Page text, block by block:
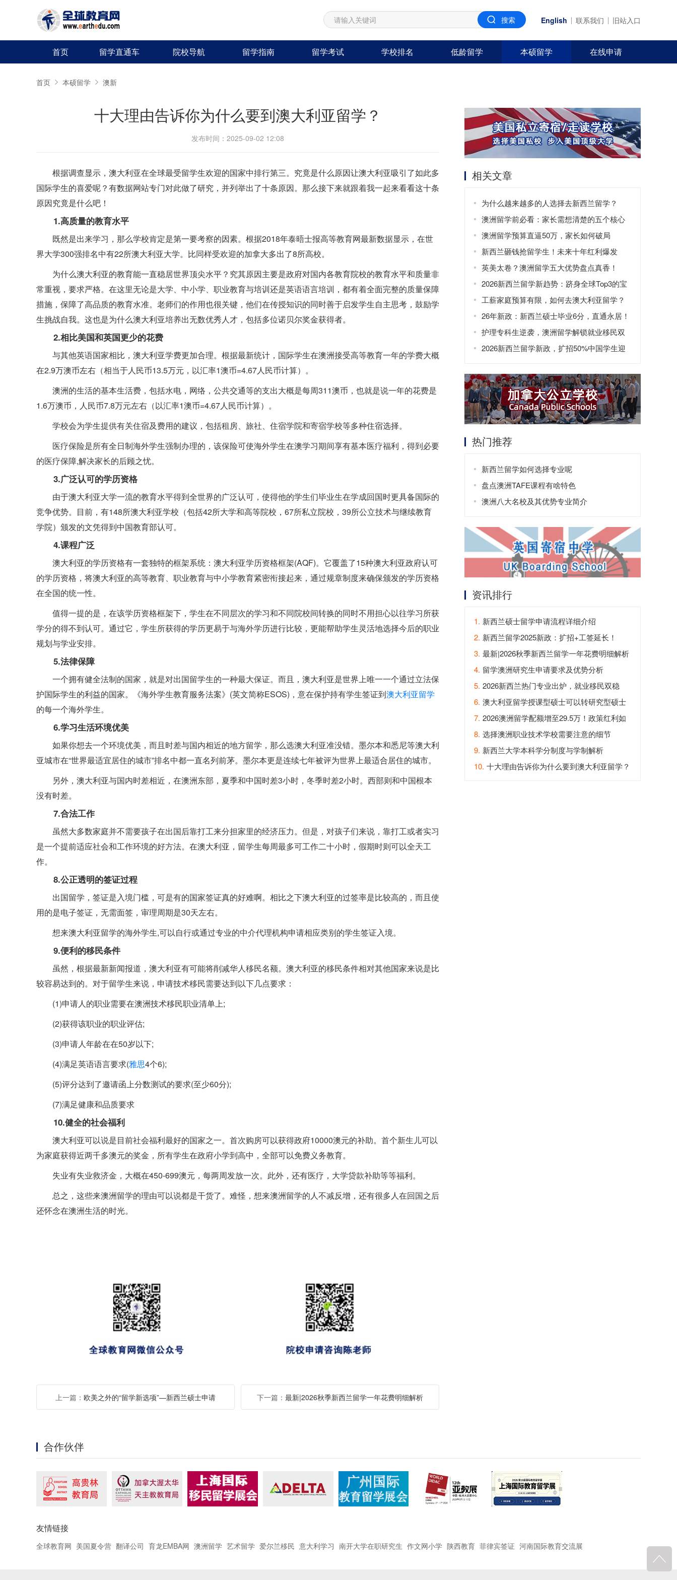
English 联系我们 旧站入口
首页 留学直通车 院校导航 留学指南 留学考试 学校排名 低龄留学 本硕留学 在线申请
首页 本硕留学 澳新
十大理由告诉你为什么要到澳大利亚留学？
发布时间：2025-09-02 12:08
根据调查显示，澳大利亚在全球最受留学生欢迎的国家中排行第三。究竟是什么原因让澳大利亚吸引了如此多
国际学生的喜爱呢？有数据网站专门对此做了研究，并列举出了十条原因。那么接下来就跟着我一起来看看这十条
原因究竟是什么吧！
1.高质量的教育水平
既然是出来学习，那么学校肯定是第一要考察的因素。根据2018年泰晤士报高等教育网最新数据显示，在世
界大学300强排名中有22所澳大利亚大学。比同样受欢迎的加拿大多出了8所高校。
为什么澳大利亚的教育能一直稳居世界顶尖水平？究其原因主要是政府对国内各教育院校的教育水平和质量非
常重视，要求严格。 在这里无论是大学、中小学、职业教育与培训还是英语语言培训，都有着全面完整的质量保障
措施，保障了高品质的教育水准。 老师们的作用也很关键，他们在传授知识的同时善于启发学生自主思考，鼓励学
生挑战自我。这也是为什么澳大利亚培养出无数优秀人才，包括多位诺贝尔奖金获得者。
2.相比美国和英国更少的花费
与其他英语国家相比，澳大利亚学费更加合理。根据最新统计，国际学生在澳洲接受高等教育一年的学费大概
在2.9万澳币左右（相当于人民币13.5万元，以汇率1澳币=4.67人民币计算）。
澳洲的生活的基本生活费，包括水电，网络，公共交通等的支出大概是每周311澳币，也就是说一年的花费是
1.6万澳币，人民币7.8万元左右（以汇率1澳币=4.67人民币计算）。
学校会为学生提供有关住宿及费用的建议，包括租房、旅社、住宿学院和寄宿学校等多种住宿选择。
医疗保险是所有全日制海外学生强制办理的，该保险可使海外学生在澳学习期间享有基本医疗福利，得到必要
的医疗保障,解决家长的后顾之忧。
3.广泛认可的学历资格
由于澳大利亚大学一流的教育水平得到全世界的广泛认可，使得他的学生们毕业生在学成回国时更具备国际的
竞争优势。 目前，有148所澳大利亚学校（包括42所大学和高等院校，67所私立院校，39所公立技术与继续教育
学院）颁发的文凭得到中国教育部认可。
4.课程广泛
澳大利亚的学历资格有一套独特的框架系统：澳大利亚学历资格框架(AQF)。 它覆盖了15种澳大利亚政府认可
的学历资格，将澳大利亚的高等教育、职业教育与中小学教育紧密衔接起来，通过规章制度来确保颁发的学历资格
在全国的统一性。
值得一提的是，在该学历资格框架下，学生在不同层次的学习和不同院校间转换的同时不用担心以往学习所获
学分的得不到认可。 通过它，学生所获得的学历更易于与海外学历进行比较，更能帮助学生灵活地选择今后的职业
规划与学业安排。
5.法律保障
一个拥有健全法制的国家，就是对出国留学生的一种最大保证。 而且，澳大利亚是世界上唯一一个通过立法保
护国际学生的利益的国家。《海外学生教育服务法案》(英文简称ESOS)，意在保护持有学生签证到澳大利亚留学
的每一个海外学生。
6.学习生活环境优美
如果你想去一个环境优美，而且时差与国内相近的地方留学，那么选澳大利亚准没错。 墨尔本和悉尼等澳大利
亚城市在“世界最适宜居住的城市”排名中都一直名列前茅。墨尔本更是连续七年被评为世界上最适合居住的城市。
另外，澳大利亚与国内时差相近，在澳洲东部，夏季和中国时差3小时，冬季时差2小时。西部则和中国根本
没有时差。
7.合法工作
虽然大多数家庭并不需要孩子在出国后靠打工来分担家里的经济压力。 但是，对孩子们来说，靠打工或者实习
是一个提前适应社会和工作环境的好方法。 在澳大利亚，留学生每周最多可工作二十小时，假期时则可以全天工
作。
8.公正透明的签证过程
出国留学，签证是入境门槛，可是有的国家签证真的好难啊。 相比之下澳大利亚的过签率是比较高的，而且使
用的是电子签证，无需面签，审理周期是30天左右。
想来澳大利亚留学的海外学生,可以自行或通过专业的中介代理机构申请相应类别的学生签证入境。
9.便利的移民条件
虽然，根据最新新闻报道，澳大利亚有可能将削减华人移民名额。澳大利亚的移民条件相对其他国家来说是比
较容易达到的。对于留学生来说，申请技术移民需要达到以下几点要求：
(1)申请人的职业需要在澳洲技术移民职业清单上;
(2)获得该职业的职业评估;
(3)申请人年龄在在50岁以下;
(4)满足英语语言要求(雅思4个6);
(5)评分达到了邀请函上分数测试的要求(至少60分);
(7)满足健康和品质要求
10.健全的社会福利
澳大利亚可以说是目前社会福利最好的国家之一。首次购房可以获得政府10000澳元的补助。首个新生儿可以
为家庭获得近两千多澳元的奖金，所有学生在政府小学到高中，全部可以免费义务教育。
失业有失业救济金，大概在450-699澳元，每两周发放一次。此外，还有医疗，大学贷款补助等等福利。
总之，这些来澳洲留学的理由可以说都是干货了。难怪，想来澳洲留学的人不减反增，还有很多人在回国之后
还怀念在澳洲生活的时光。
上一篇： 欧美之外的“留学新选项”—新西兰硕士申请 下一篇： 最新|2026秋季新西兰留学一年花费明细解析
相关文章
为什么越来越多的人选择去新西兰留学？
澳洲留学前必看：家长需想清楚的五个核心
问题
澳洲留学预算直逼50万，家长如何破局
新西兰砸钱抢留学生！未来十年红利爆发
英美太卷？澳洲留学五大优势盘点真香！
2026新西兰留学新趋势：跻身全球Top3的宝
藏选择
工薪家庭预算有限，如何去澳大利亚留学？
26年新政：新西兰硕士毕业6分，直通永居！
护理专科生逆袭，澳洲留学解锁就业移民双
前景！
2026新西兰留学新政，扩招50%中国学生迎
热门推荐
新西兰留学如何选择专业呢
盘点澳洲TAFE课程有啥特色
澳洲八大名校及其优势专业简介
资讯排行
1. 新西兰硕士留学申请流程详细介绍
2. 新西兰留学2025新政：扩招+工签延长！
3. 最新|2026秋季新西兰留学一年花费明细解析
4. 留学澳洲研究生申请要求及优势分析
5. 2026新西兰热门专业出炉，就业移民双稳
6. 澳大利亚留学授课型硕士可以转研究型硕士
吗？
7. 2026澳洲留学配额增至29.5万！政策红利如
何抓住？
8. 选择澳洲职业技术学校需要注意的细节
9. 新西兰大学本科学分制度与学制解析
10. 十大理由告诉你为什么要到澳大利亚留学？
合作伙伴
友情链接
全球教育网 美国夏令营 翻译公司 育龙EMBA网 澳洲留学 艺术留学 爱尔兰移民 意大利学习 南开大学在职研究生 作文网小学 陕西教育 菲律宾签证 河南国际教育交流展